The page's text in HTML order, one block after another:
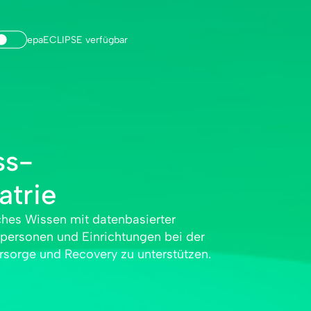
epaECLIPSE verfügbar
und Recovery zu unter­stützen.